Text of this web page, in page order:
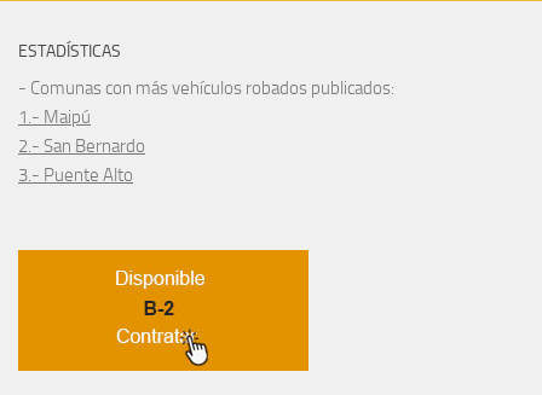
ESTADÍSTICAS
- Comunas con más vehículos robados publicados:
1.- Maipú
2.- San Bernardo
3.- Puente Alto